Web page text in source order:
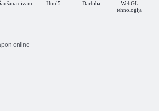
divām Html5 Darbība
WebGL
tehnoloģija
online